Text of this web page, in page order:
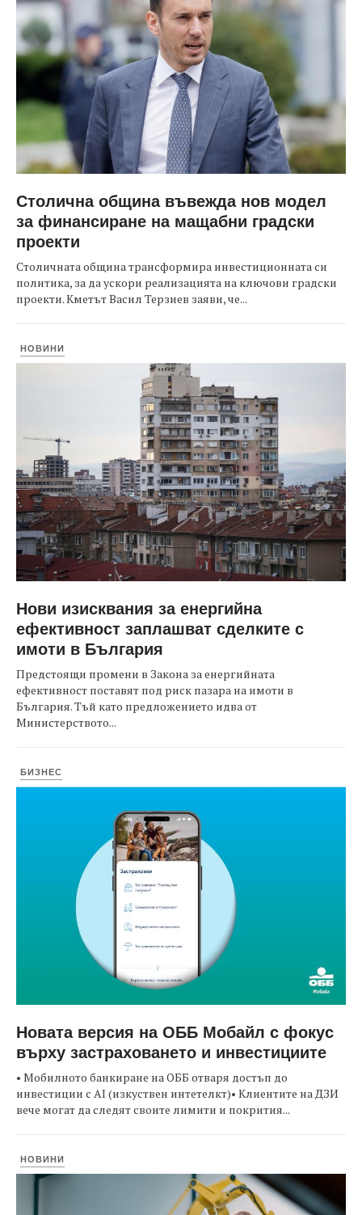
Столична община въвежда нов модел
за финансиране на мащабни градски
проекти
Столичната община трансформира инвестиционната си
политика, за да ускори реализацията на ключови градски
проекти. Кметът Васил Терзиев заяви, че...
НОВИНИ
Нови изисквания за енергийна
ефективност заплашват сделките с
имоти в България
Предстоящи промени в Закона за енергийната
ефективност поставят под риск пазара на имоти в
България. Тъй като предложението идва от
Министерството...
БИЗНЕС
Новата версия на ОББ Мобайл с фокус
върху застраховането и инвестициите
• Мобилното банкиране на ОББ отваря достъп до
инвестиции с AI (изкуствен интетелкт)• Клиентите на ДЗИ
вече могат да следят своите лимити и покрития...
НОВИНИ